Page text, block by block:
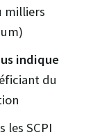
milliers
indique
du
les SCPI